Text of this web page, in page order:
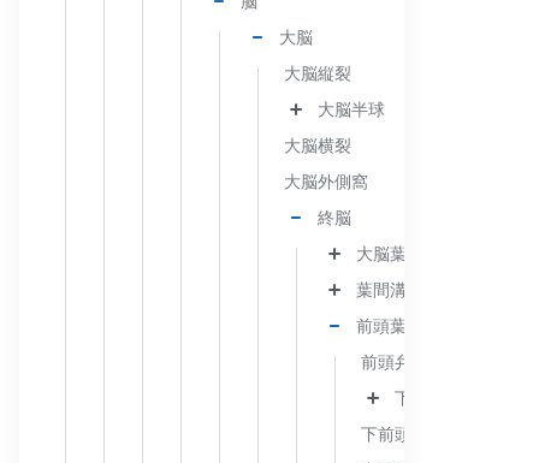
大脳
大脳縦裂
大脳半球
大脳横裂
大脳外側窩
終脳
大脳葉
葉間溝
前頭葉
前頭弁蓋
下前頭回
下前頭溝